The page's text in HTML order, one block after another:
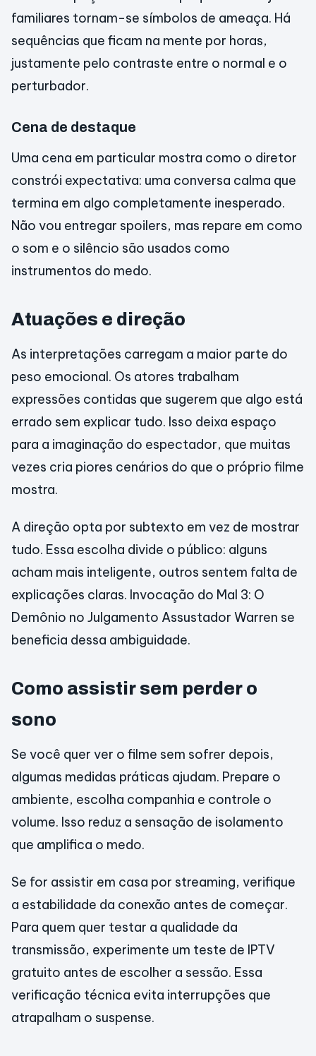
familiares tornam-se símbolos de ameaça. Há
sequências que ficam na mente por horas,
justamente pelo contraste entre o normal e o
perturbador.
Cena de destaque
Uma cena em particular mostra como o diretor
constrói expectativa: uma conversa calma que
termina em algo completamente inesperado.
Não vou entregar spoilers, mas repare em como
o som e o silêncio são usados como
instrumentos do medo.
Atuações e direção
As interpretações carregam a maior parte do
peso emocional. Os atores trabalham
expressões contidas que sugerem que algo está
errado sem explicar tudo. Isso deixa espaço
para a imaginação do espectador, que muitas
vezes cria piores cenários do que o próprio filme
mostra.
A direção opta por subtexto em vez de mostrar
tudo. Essa escolha divide o público: alguns
acham mais inteligente, outros sentem falta de
explicações claras. Invocação do Mal 3: O
Demônio no Julgamento Assustador Warren se
beneficia dessa ambiguidade.
Como assistir sem perder o
sono
Se você quer ver o filme sem sofrer depois,
algumas medidas práticas ajudam. Prepare o
ambiente, escolha companhia e controle o
volume. Isso reduz a sensação de isolamento
que amplifica o medo.
Se for assistir em casa por streaming, verifique
a estabilidade da conexão antes de começar.
Para quem quer testar a qualidade da
transmissão, experimente um teste de IPTV
gratuito antes de escolher a sessão. Essa
verificação técnica evita interrupções que
atrapalham o suspense.